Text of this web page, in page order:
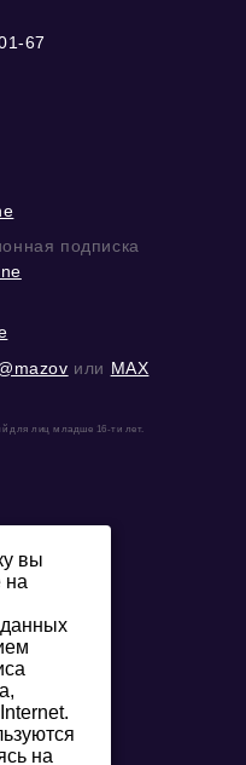
67
подписка
или MAX
для лиц младше 16-ти лет.
вы
на
на